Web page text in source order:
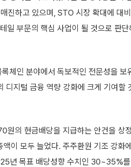
진하고 있으며, STO 시장 확대에 대
일 부문의 핵심 사업이 될 것으로 판
체인 분야에서 독보적인 전문성을 보
지털 금융 역량 강화에 크게 기여할
원의 현금배당을 지급하는 안건을 상
이 모두 늘었다. 주주환원 기조 강화
년 목표 배당성향 수치인 30~35%를